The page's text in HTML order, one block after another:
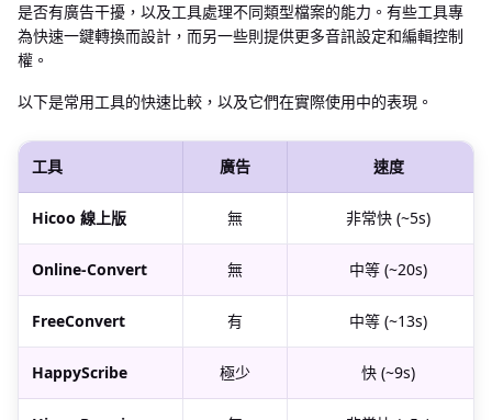
是否有廣告干擾，以及工具處理不同類型檔案的能力。有些工具專
為快速一鍵轉換而設計，而另一些則提供更多音訊設定和編輯控制
權。
以下是常用工具的快速比較，以及它們在實際使用中的表現。
工具 廣告 速度
Hicoo 線上版 無 非常快 (~5s)
Online-Convert 無 中等 (~20s)
FreeConvert 有 中等 (~13s)
HappyScribe 極少 快 (~9s)